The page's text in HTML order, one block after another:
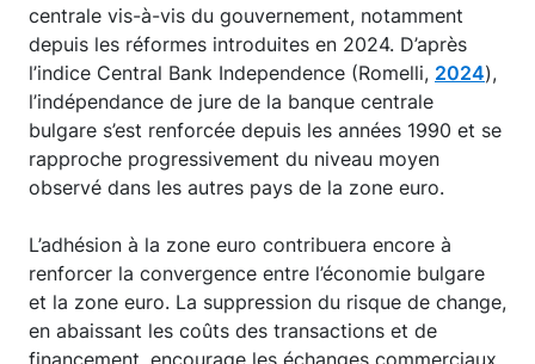
centrale vis-à-vis du gouvernement, notamment
depuis les réformes introduites en 2024. D’après
l’indice Central Bank Independence (Romelli, 2024),
l’indépendance de jure de la banque centrale
bulgare s’est renforcée depuis les années 1990 et se
rapproche progressivement du niveau moyen
observé dans les autres pays de la zone euro.
L’adhésion à la zone euro contribuera encore à
renforcer la convergence entre l’économie bulgare
et la zone euro. La suppression du risque de change,
en abaissant les coûts des transactions et de
financement, encourage les échanges commerciaux,